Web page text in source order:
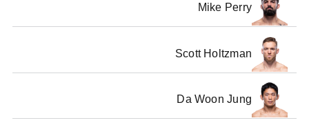
Mike Perry
Scott Holtzman
Da Woon Jung